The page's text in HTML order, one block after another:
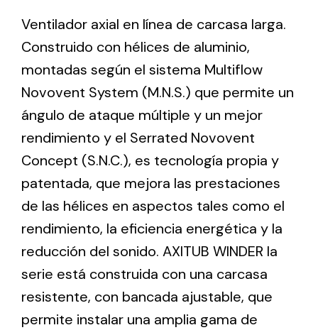
Ventilation
The incorporation of Novovent into the group
meant a greater offer of ventilation products for
different uses
Iluminación Solar
Variedad de soluciones solares para todo tipo
de necesidades.
Ventilador axial en línea de carcasa larga.
Construido con hélices de aluminio,
montadas según el sistema Multiflow
Novovent System (M.N.S.) que permite un
ángulo de ataque múltiple y un mejor
rendimiento y el Serrated Novovent
Concept (S.N.C.), es tecnología propia y
patentada, que mejora las prestaciones
de las hélices en aspectos tales como el
rendimiento, la eficiencia energética y la
reducción del sonido. AXITUB WINDER la
serie está construida con una carcasa
resistente, con bancada ajustable, que
permite instalar una amplia gama de